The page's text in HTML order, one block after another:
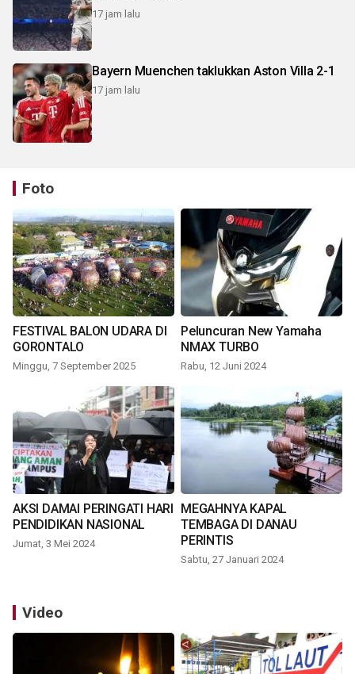
17 jam lalu
Bayern Muenchen taklukkan Aston Villa 2-1
17 jam lalu
Foto
FESTIVAL BALON UDARA DI
GORONTALO
Minggu, 7 September 2025
Peluncuran New Yamaha
NMAX TURBO
Rabu, 12 Juni 2024
AKSI DAMAI PERINGATI HARI
PENDIDIKAN NASIONAL
Jumat, 3 Mei 2024
MEGAHNYA KAPAL
TEMBAGA DI DANAU
PERINTIS
Sabtu, 27 Januari 2024
Video